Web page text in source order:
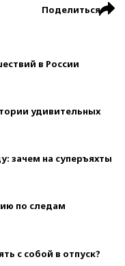
Поделиться
в России
удивительных
зачем на суперъяхты
по следам
с собой в отпуск?